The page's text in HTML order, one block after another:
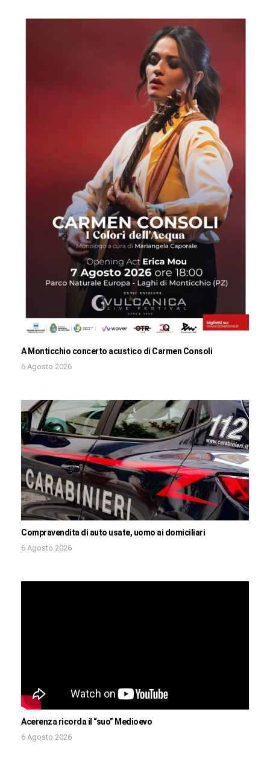
A Monticchio concerto acustico di Carmen Consoli
6 Agosto 2026
Compravendita di auto usate, uomo ai domiciliari
6 Agosto 2026
Acerenza ricorda il “suo” Medioevo
6 Agosto 2026